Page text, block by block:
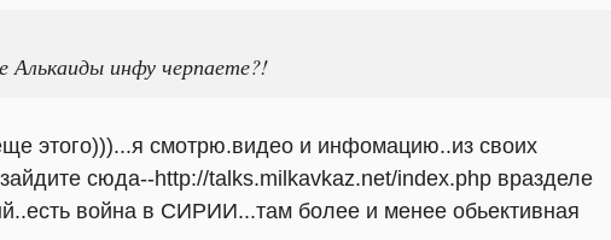
Алькаиды инфу черпаете?!
этого)))...я смотрю.видео и инфомацию..из своих
сюда--http://talks.milkavkaz.net/index.php вразделе
война в СИРИИ...там более и менее обьективная